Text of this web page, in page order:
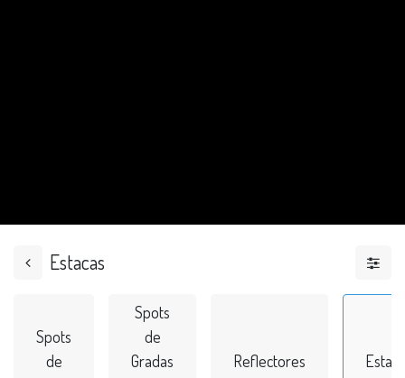
Estacas
Spots
de
Spots
de
Gradas
Reflectores